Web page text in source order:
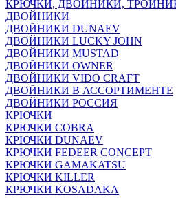
КРЮЧКИ, ДВОЙНИКИ,
ДВОЙНИКИ
ДВОЙНИКИ DUNAEV
ДВОЙНИКИ LUCKY JOHN
ДВОЙНИКИ MUSTAD
ДВОЙНИКИ OWNER
ДВОЙНИКИ VIDO CRAFT
ДВОЙНИКИ В АССОРТИМЕНТЕ
ДВОЙНИКИ РОССИЯ
КРЮЧКИ
КРЮЧКИ COBRA
КРЮЧКИ DUNAEV
КРЮЧКИ FEDEER CONCEPT
КРЮЧКИ GAMAKATSU
КРЮЧКИ KILLER
КРЮЧКИ KOSADAKA